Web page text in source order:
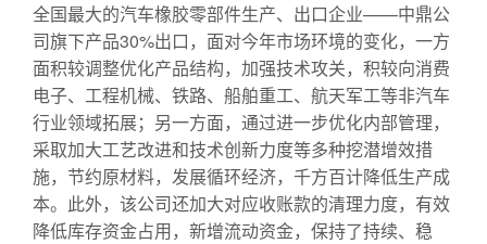
全国最大的汽车橡胶零部件生产、出口企业——中鼎公
司旗下产品30%出口，面对今年市场环境的变化，一方
面积较调整优化产品结构，加强技术攻关，积较向消费
电子、工程机械、铁路、船舶重工、航天军工等非汽车
行业领域拓展；另一方面，通过进一步优化内部管理，
采取加大工艺改进和技术创新力度等多种挖潜增效措
施，节约原材料，发展循环经济，千方百计降低生产成
本。此外，该公司还加大对应收账款的清理力度，有效
降低库存资金占用，新增流动资金，保持了持续、稳